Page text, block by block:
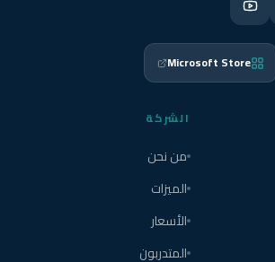
Microsoft Store
الشركة
من نحن
الميزات
الأسعار
المتدربون